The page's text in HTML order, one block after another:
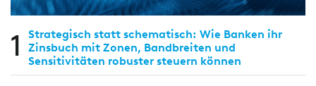
1
Strategisch statt schematisch: Wie Banken ihr
Zinsbuch mit Zonen, Bandbreiten und
Sensitivitäten robuster steuern können